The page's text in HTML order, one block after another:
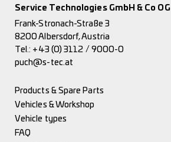
Service Technologies GmbH & Co OG
Frank-Stronach-Straße 3
8200 Albersdorf, Austria
Tel.: +43 (0) 3112 / 9000-0
puch@s-tec.at
Products & Spare Parts
Vehicles & Workshop
Vehicle types
FAQ